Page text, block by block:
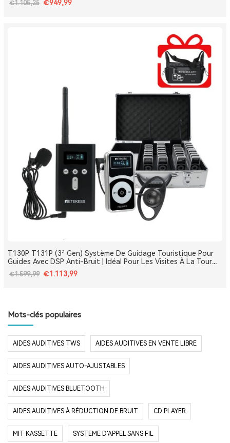
€1.105,25 €949,99
T130P T131P (3ª Gen) Système De Guidage Touristique Pour
Guides Avec DSP Anti-Bruit | Idéal Pour Les Visites À La Tour
Eiffel, Le Louvre, Versailles Et Les Monuments De France
€1.599,99 €1.113,99
Mots-clés populaires
AIDES AUDITIVES TWS AIDES AUDITIVES EN VENTE LIBRE
AIDES AUDITIVES AUTO-AJUSTABLES
AIDES AUDITIVES BLUETOOTH
AIDES AUDITIVES À RÉDUCTION DE BRUIT CD PLAYER
MIT KASSETTE SYSTEME D'APPEL SANS FIL